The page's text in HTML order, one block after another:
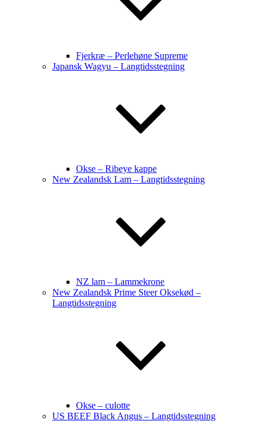
Fjerkræ – Perlehøne Supreme
Japansk Wagyu – Langtidsstegning
Okse – Ribeye kappe
New Zealandsk Lam – Langtidsstegning
NZ lam – Lammekrone
New Zealandsk Prime Steer Oksekød –
Langtidsstegning
Okse – culotte
US BEEF Black Angus – Langtidsstegning